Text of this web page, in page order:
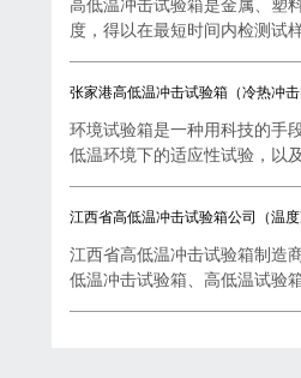
高低温冲击试验箱是金属、塑
度，得以在最短时间内检测试
张家港高低温冲击试验箱（冷热冲
环境试验箱是一种用科技的手
低温环境下的适应性试验，以
江西省高低温冲击试验箱公司（温
江西省高低温冲击试验箱制造
低温冲击试验箱、高低温试验